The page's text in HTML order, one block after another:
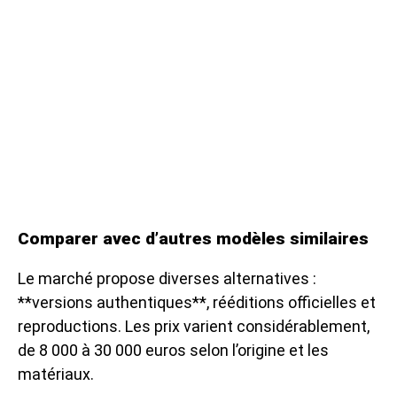
Comparer avec d’autres modèles similaires
Le marché propose diverses alternatives :
**versions authentiques**, rééditions officielles et
reproductions. Les prix varient considérablement,
de 8 000 à 30 000 euros selon l’origine et les
matériaux.